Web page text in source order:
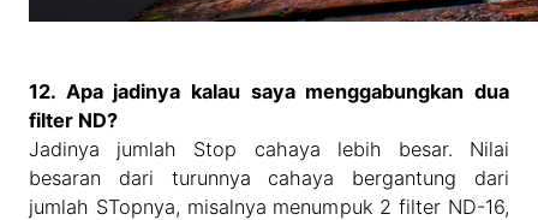
12. Apa jadinya kalau saya menggabungkan dua
filter ND?
Jadinya jumlah Stop cahaya lebih besar. Nilai
besaran dari turunnya cahaya bergantung dari
jumlah STopnya, misalnya menumpuk 2 filter ND-16,